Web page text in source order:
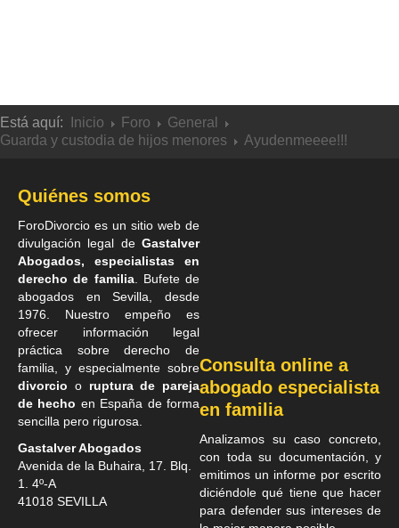
Está aquí: Inicio Foro
General
Guarda y custodia de hijos menores
Ayudenmeeee!!!
Quiénes somos
ForoDivorcio es un sitio web de
divulgación legal de Gastalver
Abogados, especialistas en
derecho de familia. Bufete de
abogados en Sevilla, desde
1976. Nuestro empeño es
ofrecer información legal
práctica sobre derecho de
familia, y especialmente sobre
divorcio o ruptura de pareja
de hecho en España de forma
sencilla pero rigurosa.
Gastalver Abogados
Avenida de la Buhaira, 17. Blq.
1. 4º-A
41018 SEVILLA
Consulta online a
abogado especialista
en familia
Analizamos su caso concreto,
con toda su documentación, y
emitimos un informe por escrito
diciéndole qué tiene que hacer
para defender sus intereses de